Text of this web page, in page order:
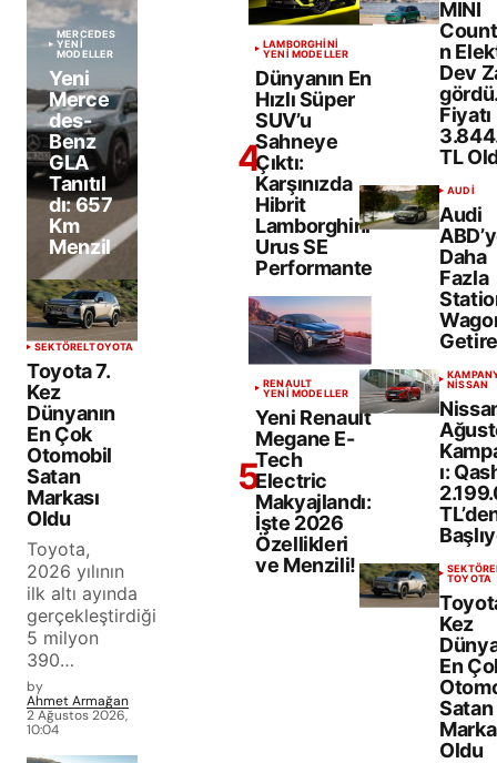
LAMBORGHINI
YENİ MODELLER
Dünyanın En
Hızlı Süper
SUV’u
Sahneye
Çıktı:
Karşınızda
Hibrit
Lamborghini
Urus SE
Performante
RENAULT
YENİ MODELLER
Yeni Renault
Megane E-
Tech
Electric
Makyajlandı:
İşte 2026
Özellikleri
ve Menzili!
MERCEDES
YENİ
MODELLER
Yeni
Merce
des-
Benz
GLA
Tanıtıl
dı: 657
Km
Menzil
SEKTÖRELTOYOTA
Toyota 7.
Kez
Dünyanın
En Çok
Otomobil
Satan
Markası
Oldu
Toyota,
2026 yılının
ilk altı ayında
gerçekleştirdiği
5 milyon
390…
by
Ahmet Armağan
2 Ağustos 2026,
10:04
MINI
n
Dev
gördü.
Fiyatı
TL
AUDI
Audi
Daha
Fazla
NISSAN
ı:
TOYOTA
Kez
En
Satan
Oldu